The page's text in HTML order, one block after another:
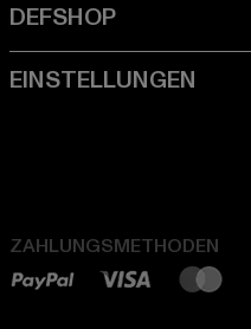
ZAHLUNGSMETHODEN